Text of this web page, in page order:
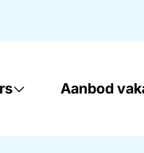
Aanbod